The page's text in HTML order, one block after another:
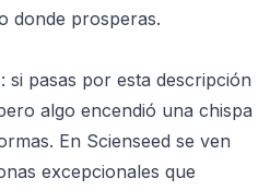
donde prosperas.
si pasas por esta descripción
algo encendió una chispa
En Scienseed se ven
excepcionales que